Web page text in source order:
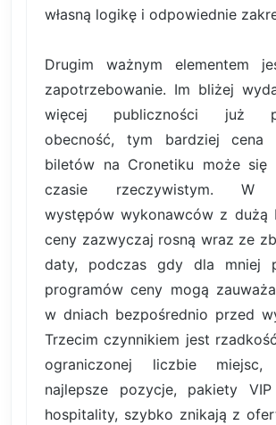
własną logikę i odpowiednie
Drugim ważnym elementem
zapotrzebowanie. Im bliżej
więcej publiczności już
obecność, tym bardziej cena
biletów na Cronetiku może się
czasie rzeczywistym. W
występów wykonawców z dużą
ceny zazwyczaj rosną wraz ze
daty, podczas gdy dla mniej
programów ceny mogą
w dniach bezpośrednio przed
Trzecim czynnikiem jest
ograniczonej liczbie
najlepsze pozycje, pakiety
hospitality, szybko znikają z